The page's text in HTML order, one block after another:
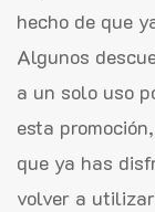
hecho de que
Algunos
a un solo uso
esta
que ya has
volver a